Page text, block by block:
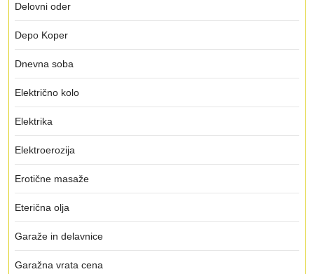
Delovni oder
Depo Koper
Dnevna soba
Električno kolo
Elektrika
Elektroerozija
Erotične masaže
Eterična olja
Garaže in delavnice
Garažna vrata cena